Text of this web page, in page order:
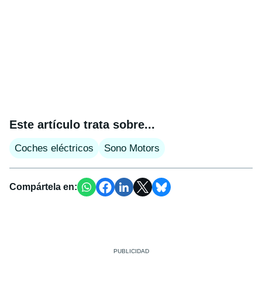
Este artículo trata sobre...
Coches eléctricos Sono Motors
Compártela en: